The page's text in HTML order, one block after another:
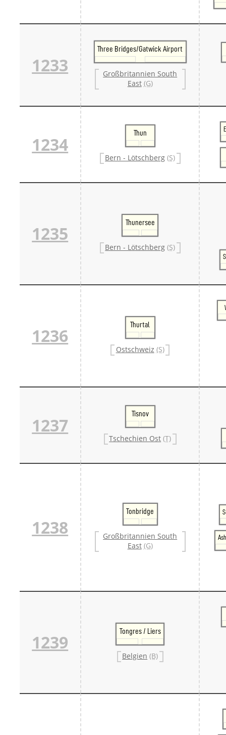
1233
Three Bridges/Gatwick Airport
Großbritannien South
East (G)
1234
Thun
Bern - Lötschberg (S)
1235
Thunersee
Bern - Lötschberg (S)
1236
Thurtal
Ostschweiz (S)
1237
Tisnov
Tschechien Ost (T)
1238
Tonbridge
Großbritannien South
East (G)
1239
Tongres / Liers
Belgien (B)